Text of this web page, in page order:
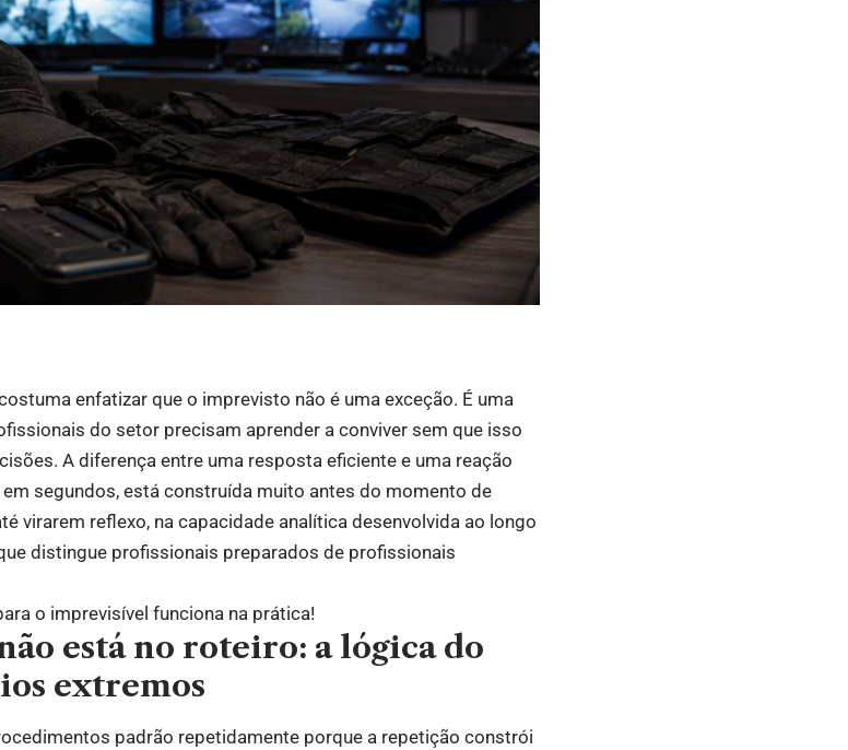
enfatizar que o imprevisto não é uma exceção. É uma
do setor precisam aprender a conviver sem que isso
A diferença entre uma resposta eficiente e uma reação
segundos, está construída muito antes do momento de
virarem reflexo, na capacidade analítica desenvolvida ao longo
distingue profissionais preparados de profissionais
o imprevisível funciona na prática!
está no roteiro: a lógica do
extremos
padrão repetidamente porque a repetição constrói